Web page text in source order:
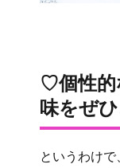
♡個性的
味をぜ
というわけ